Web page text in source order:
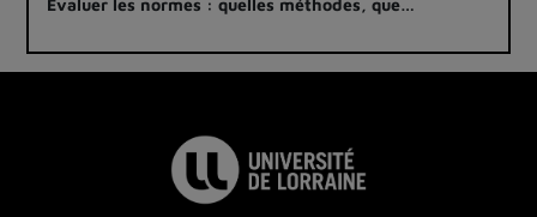
Evaluer les normes : quelles méthodes, que…